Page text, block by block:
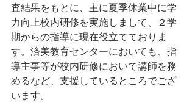
査結果をもとに、主に夏季休業中に学
力向上校内研修を実施しまして、２学
期からの指導に現在役立てておりま
す。済美教育センターにおいても、指
導主事等が校内研修において講師を務
めるなど、支援しているところでござ
います。